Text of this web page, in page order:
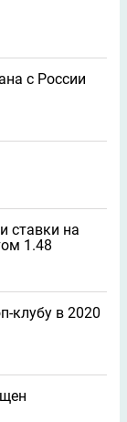
с России
ставки на
1.48
клубу в 2020